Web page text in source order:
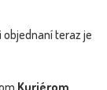
teraz je
Kuriérom